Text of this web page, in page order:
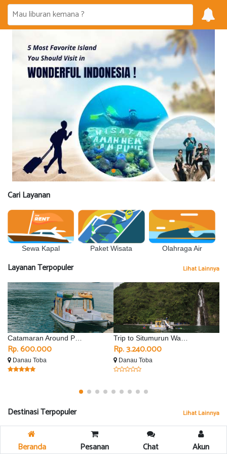
Cari Layanan
Sewa Kapal Paket Wisata Olahraga Air
Layanan Terpopuler Lihat Lainnya
Rp. 600.000
Danau Toba
Rp. 3.240.000
Danau Toba
Destinasi Terpopuler Lihat Lainnya
Beranda Pesanan Chat Akun